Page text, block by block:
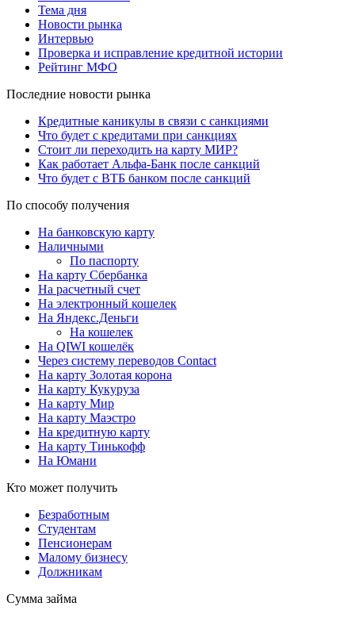
Тема дня
Новости рынка
Интервью
Проверка и исправление кредитной истории
Рейтинг МФО
Последние новости рынка
Кредитные каникулы в связи с санкциями
Что будет с кредитами при санкциях
Стоит ли переходить на карту МИР?
Как работает Альфа-Банк после санкций
Что будет с ВТБ банком после санкций
По способу получения
На банковскую карту
Наличными
По паспорту
На карту Сбербанка
На расчетный счет
На электронный кошелек
На Яндекс.Деньги
На кошелек
На QIWI кошелёк
Через систему переводов Contact
На карту Золотая корона
На карту Кукуруза
На карту Мир
На карту Маэстро
На кредитную карту
На карту Тинькофф
На Юмани
Кто может получить
Безработным
Студентам
Пенсионерам
Малому бизнесу
Должникам
Сумма займа